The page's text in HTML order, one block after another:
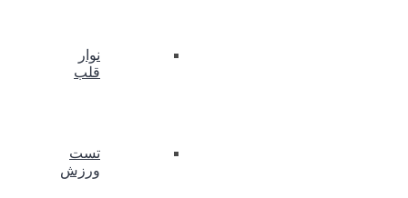
نوار
قلب
تست
ورزش